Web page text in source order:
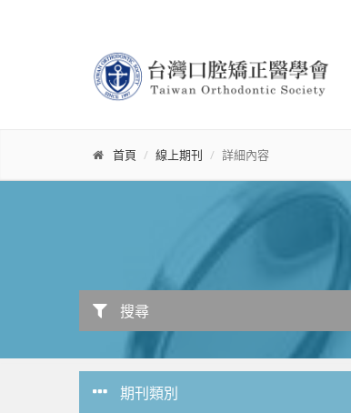
首頁 線上期刊 詳細內容
搜尋
期刊類別